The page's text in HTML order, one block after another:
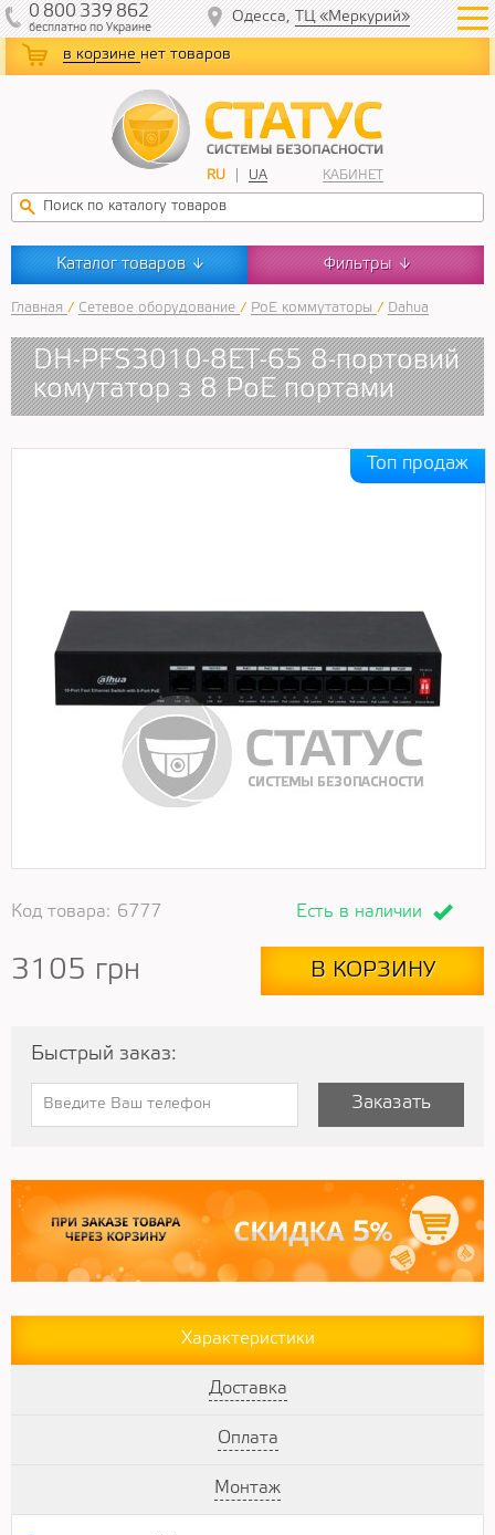
в корзине нет товаров
RU UA КАБИНЕТ
0 800 339 862
бесплатнопо Украине
Одесса, ТЦ «Меркурий»
Каталог товаров ↓ Фильтры ↓
Главная / Сетевое оборудование / PoE коммутаторы / Dahua
DH-PFS3010-8ET-65 8-портовий
комутатор з 8 РоЕ портами
Код товара: 6777 Есть в наличии
3105 грн В КОРЗИНУ
Быстрый заказ:
Заказать
Характеристики
Доставка
Оплата
Монтаж